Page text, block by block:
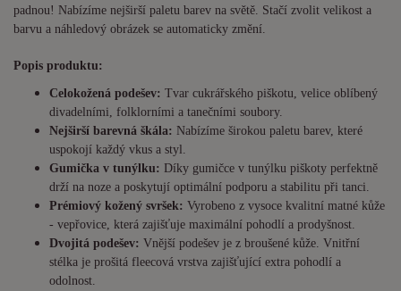
padnou! Nabízíme nejširší paletu barev na světě. Stačí zvolit velikost a
barvu a náhledový obrázek se automaticky změní.
Popis produktu:
Celokožená podešev: Tvar cukrářského piškotu, velice oblíbený
divadelními, folklorními a tanečními soubory.
Nejširší barevná škála: Nabízíme širokou paletu barev, které
uspokojí každý vkus a styl.
Gumička v tunýlku: Díky gumičce v tunýlku piškoty perfektně
drží na noze a poskytují optimální podporu a stabilitu při tanci.
Prémiový kožený svršek: Vyrobeno z vysoce kvalitní matné kůže
- vepřovice, která zajišťuje maximální pohodlí a prodyšnost.
Dvojitá podešev: Vnější podešev je z broušené kůže. Vnitřní
stélka je prošitá fleecová vrstva zajišťující extra pohodlí a
odolnost.